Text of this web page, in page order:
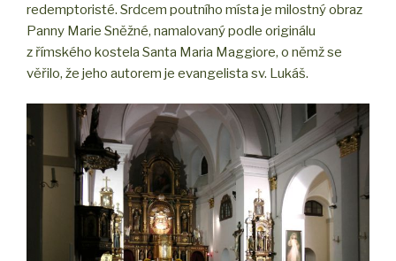
redemptoristé. Srdcem poutního místa je milostný obraz
Panny Marie Sněžné, namalovaný podle originálu
z římského kostela Santa Maria Maggiore, o němž se
věřilo, že jeho autorem je evangelista sv. Lukáš.